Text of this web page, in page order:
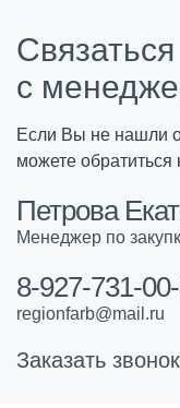
Связаться
с
Если Вы не нашли
можете
Петрова
Менеджер по
8-927-731-
regionfarb@mail.ru
Заказать звонок